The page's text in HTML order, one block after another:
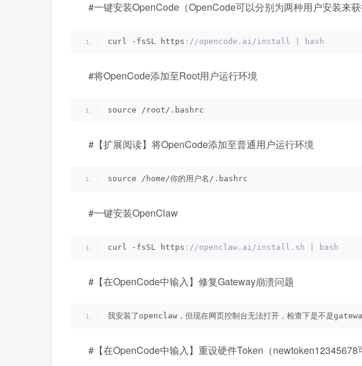
#一键安装OpenCode（OpenCode可以分别为两种用户安装来获
curl -fsSL https ://opencode.ai/install | bash
#将OpenCode添加至Root用户运行环境
source /root/.bashrc
#【扩展阅读】将OpenCode添加至普通用户运行环境
source /home/你的用户名/.bashrc
#一键安装OpenClaw
curl -fsSL https ://openclaw.ai/install.sh | bash
#【在OpenCode中输入】修复Gateway崩溃问题
我安装了openclaw，但现在网页控制台无法打开，检查下是不是
#【在OpenCode中输入】重设硬件Token（newtoken12345678